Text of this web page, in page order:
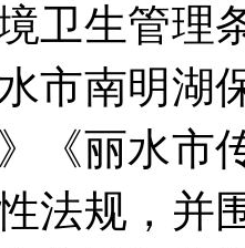
卫生管理
市南明湖
《丽水市
法规，并